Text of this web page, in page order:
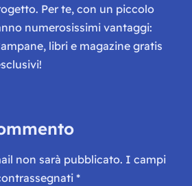
Per te, con un piccolo
numerosissimi vantaggi:
libri e magazine gratis
non sarà pubblicato. I campi
*